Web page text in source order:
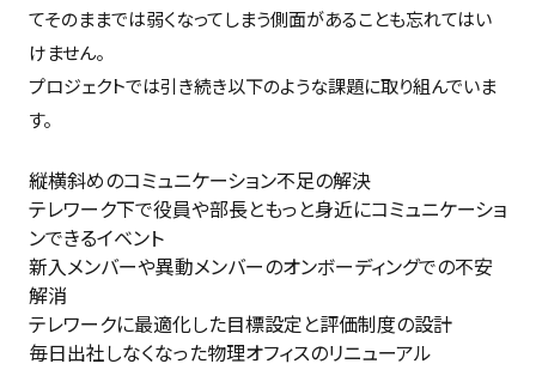
てそのままでは弱くなってしまう側面があることも忘れてはい
けません。
プロジェクトでは引き続き以下のような課題に取り組んでいま
す。
縦横斜めのコミュニケーション不足の解決
テレワーク下で役員や部長ともっと身近にコミュニケーショ
ンできるイベント
新入メンバーや異動メンバーのオンボーディングでの不安
解消
テレワークに最適化した目標設定と評価制度の設計
毎日出社しなくなった物理オフィスのリニューアル